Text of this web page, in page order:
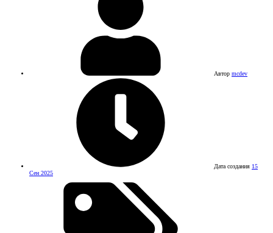
Автор mcdev
Дата создания 15
Сен 2025